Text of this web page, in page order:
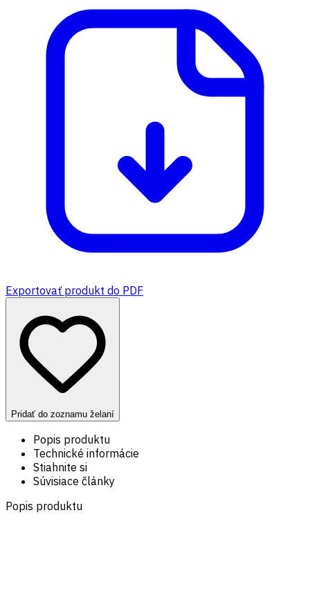
Exportovať produkt do PDF
Pridať do zoznamu želaní
Popis produktu
Technické informácie
Stiahnite si
Súvisiace články
Popis produktu